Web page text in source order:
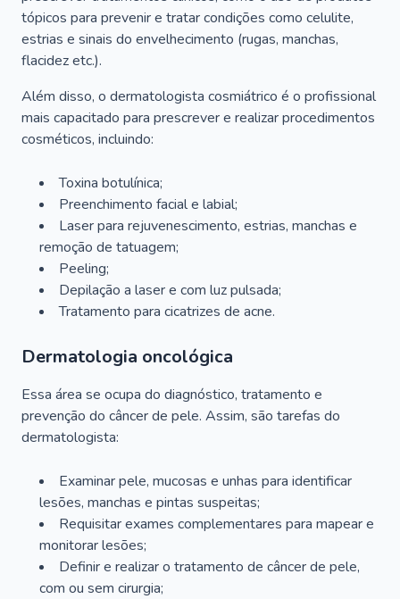
tópicos para prevenir e tratar condições como celulite,
estrias e sinais do envelhecimento (rugas, manchas,
flacidez etc.).
Além disso, o dermatologista cosmiátrico é o profissional
mais capacitado para prescrever e realizar procedimentos
cosméticos, incluindo:
Toxina botulínica;
Preenchimento facial e labial;
Laser para rejuvenescimento, estrias, manchas e
remoção de tatuagem;
Peeling;
Depilação a laser e com luz pulsada;
Tratamento para cicatrizes de acne.
Dermatologia oncológica
Essa área se ocupa do diagnóstico, tratamento e
prevenção do câncer de pele. Assim, são tarefas do
dermatologista:
Examinar pele, mucosas e unhas para identificar
lesões, manchas e pintas suspeitas;
Requisitar exames complementares para mapear e
monitorar lesões;
Definir e realizar o tratamento de câncer de pele,
com ou sem cirurgia;